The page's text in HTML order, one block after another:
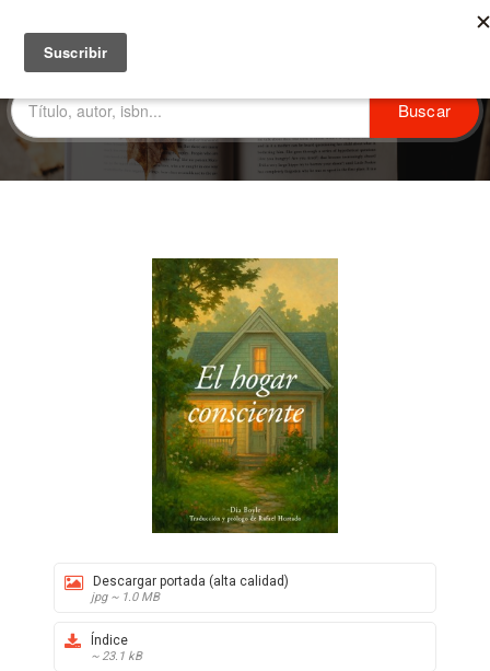
Descargar portada (alta calidad)
jpg ~ 1.0 MB
Índice
~ 23.1 kB